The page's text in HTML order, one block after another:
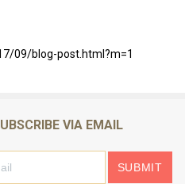
09/blog-post.html?m=1
VIA EMAIL